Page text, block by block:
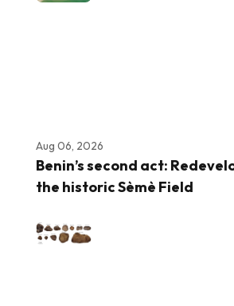
Aug 06, 2026
Benin’s second act:
the historic Sèmè Field